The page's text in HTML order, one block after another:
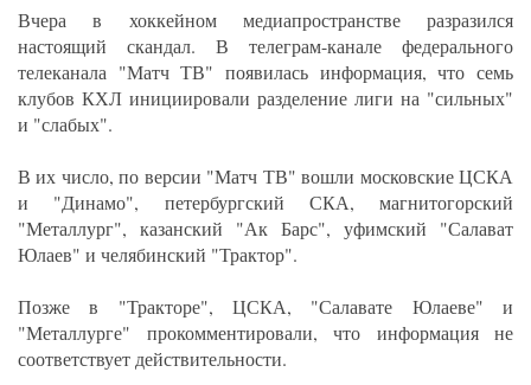
Вчера в хоккейном медиапространстве разразился
настоящий скандал. В телеграм-канале федерального
телеканала "Матч ТВ" появилась информация, что семь
клубов КХЛ инициировали разделение лиги на "сильных"
и "слабых".
В их число, по версии "Матч ТВ" вошли московские ЦСКА
и "Динамо", петербургский СКА, магнитогорский
"Металлург", казанский "Ак Барс", уфимский "Салават
Юлаев" и челябинский "Трактор".
Позже в "Тракторе", ЦСКА, "Салавате Юлаеве" и
"Металлурге" прокомментировали, что информация не
соответствует действительности.